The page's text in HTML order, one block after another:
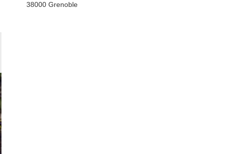
38000 Grenoble